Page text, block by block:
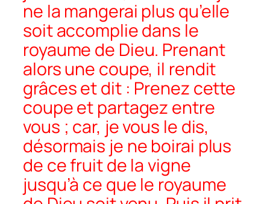
ne la mangerai plus qu’elle
soit accomplie dans le
royaume de Dieu. Prenant
alors une coupe, il rendit
grâces et dit : Prenez cette
coupe et partagez entre
vous ; car, je vous le dis,
désormais je ne boirai plus
de ce fruit de la vigne
jusqu’à ce que le royaume